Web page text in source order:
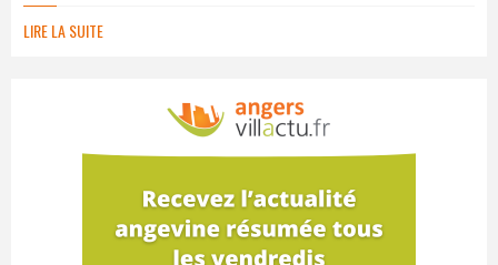
LIRE LA SUITE